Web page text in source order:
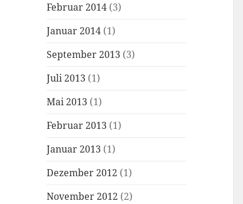
Februar 2014 (3)
Januar 2014 (1)
September 2013 (3)
Juli 2013 (1)
Mai 2013 (1)
Februar 2013 (1)
Januar 2013 (1)
Dezember 2012 (1)
November 2012 (2)